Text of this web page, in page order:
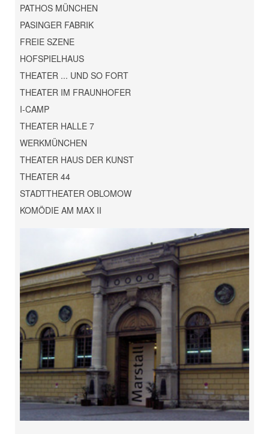
PATHOS MÜNCHEN
PASINGER FABRIK
FREIE SZENE
HOFSPIELHAUS
THEATER ... UND SO FORT
THEATER IM FRAUNHOFER
I-CAMP
THEATER HALLE 7
WERKMÜNCHEN
THEATER HAUS DER KUNST
THEATER 44
STADTTHEATER OBLOMOW
KOMÖDIE AM MAX II